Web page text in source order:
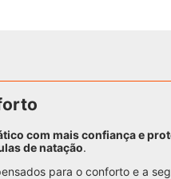
com mais confiança e
de natação.
para o conforto e a